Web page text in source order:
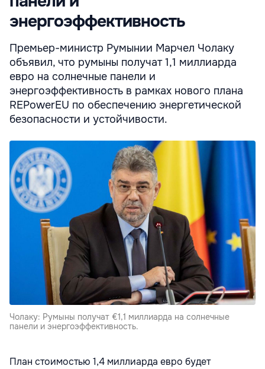
энергоэффективность
Премьер-министр Румынии Марчел Чолаку
объявил, что румыны получат 1,1 миллиарда
евро на солнечные панели и
энергоэффективность в рамках нового плана
REPowerEU по обеспечению энергетической
безопасности и устойчивости.
Чолаку: Румыны получат €1,1 миллиарда на солнечные
панели и энергоэффективность.
План стоимостью 1,4 миллиарда евро будет